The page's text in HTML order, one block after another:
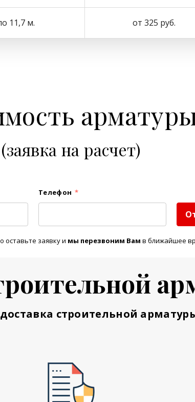
11,7 м. от 325 руб.
(заявка на расчет)
Телефон *
оставьте заявку и мы перезвоним Вам в ближайшее
строительной